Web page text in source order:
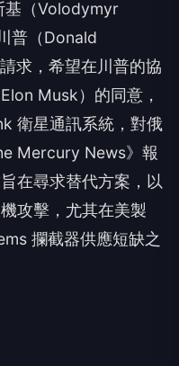
基（Volodymyr
普（Donald
求，希望在川普的協
Musk）的同意，
衛星通訊系統，對俄
Mercury News》報
在尋求替代方案，以
攻擊，尤其在美製
攔截器供應短缺之